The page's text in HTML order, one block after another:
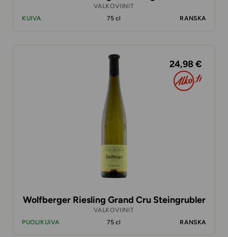
VALKOVIINIT
KUIVA
75 cl RANSKA
24,98 €
Wolfberger Riesling Grand Cru Steingrubler
VALKOVIINIT
PUOLIKUIVA
75 cl RANSKA